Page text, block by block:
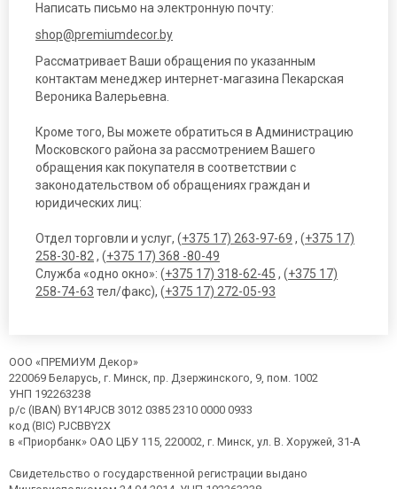
Написать письмо на электронную почту:
shop@premiumdecor.by
Рассматривает Ваши обращения по указанным
контактам менеджер интернет-магазина Пекарская
Вероника Валерьевна.
Кроме того, Вы можете обратиться в Администрацию
Московского района за рассмотрением Вашего
обращения как покупателя в соответствии с
законодательством об обращениях граждан и
юридических лиц:
Отдел торговли и услуг, (+375 17) 263-97-69 , (+375 17)
258-30-82 , (+375 17) 368 -80-49
Служба «одно окно»: (+375 17) 318-62-45 , (+375 17)
258-74-63 тел/факс), (+375 17) 272-05-93
ООО «ПРЕМИУМ Декор»
220069 Беларусь, г. Минск, пр. Дзержинского, 9, пом. 1002
УНП 192263238
р/с (IBAN) BY14PJCB 3012 0385 2310 0000 0933
код (BIC) PJCBBY2X
в «Приорбанк» ОАО ЦБУ 115, 220002, г. Минск, ул. В. Хоружей, 31-А
Свидетельство о государственной регистрации выдано